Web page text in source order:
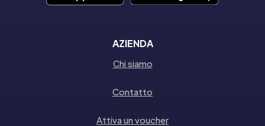
AZIENDA
Chi siamo
Contatto
Attiva un voucher